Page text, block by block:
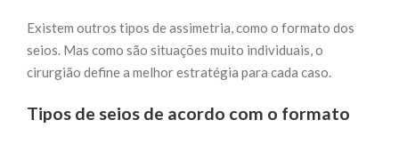
Existem outros tipos de assimetria, como o formato dos
seios. Mas como são situações muito individuais, o
cirurgião define a melhor estratégia para cada caso.
Tipos de seios de acordo com o formato